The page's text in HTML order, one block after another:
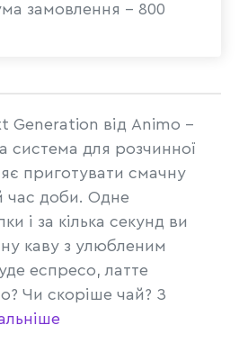
замовлення - 800
Generation від Animo -
система для розчинної
приготувати смачну
час доби. Одне
і за кілька секунд ви
каву з улюбленим
еспресо, латте
Чи скоріше чай? З